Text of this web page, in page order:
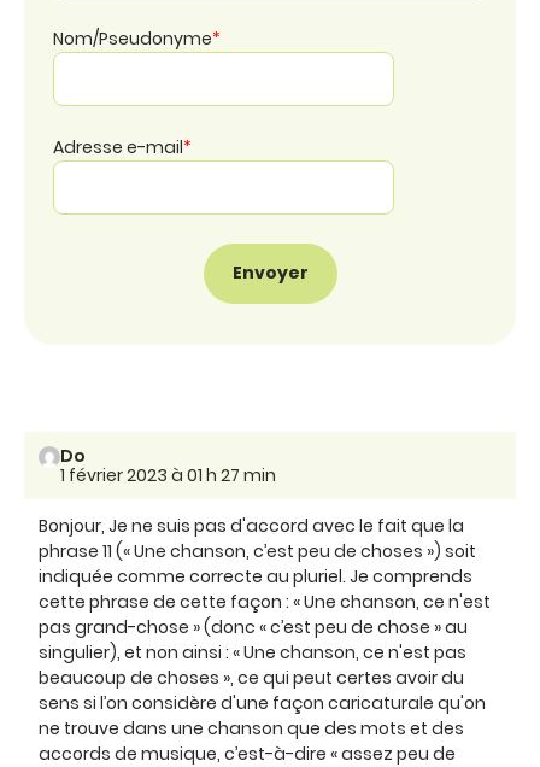
Nom/Pseudonyme*
Adresse e-mail*
Do
1 février 2023 à 01 h 27 min
Bonjour, Je ne suis pas d'accord avec le fait que la
phrase 11 (« Une chanson, c’est peu de choses ») soit
indiquée comme correcte au pluriel. Je comprends
cette phrase de cette façon : « Une chanson, ce n'est
pas grand-chose » (donc « c’est peu de chose » au
singulier), et non ainsi : « Une chanson, ce n'est pas
beaucoup de choses », ce qui peut certes avoir du
sens si l’on considère d'une façon caricaturale qu'on
ne trouve dans une chanson que des mots et des
accords de musique, c’est-à-dire « assez peu de